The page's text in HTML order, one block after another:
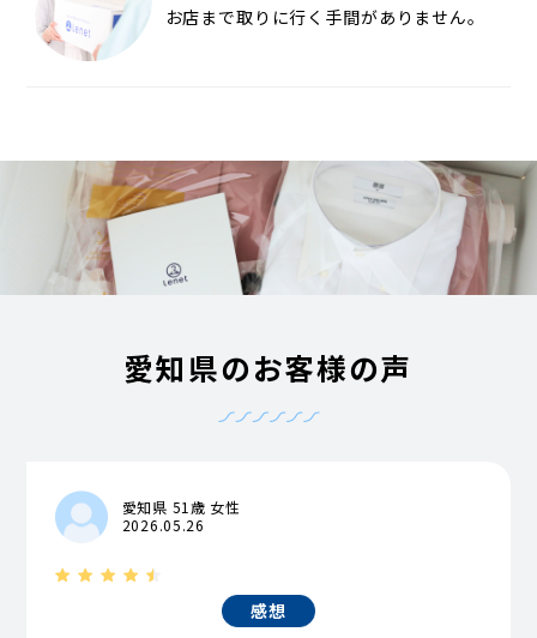
お店まで取りに行く手間がありません。
愛知県のお客様の声
愛知県 51歳 女性
2026.05.26
感想